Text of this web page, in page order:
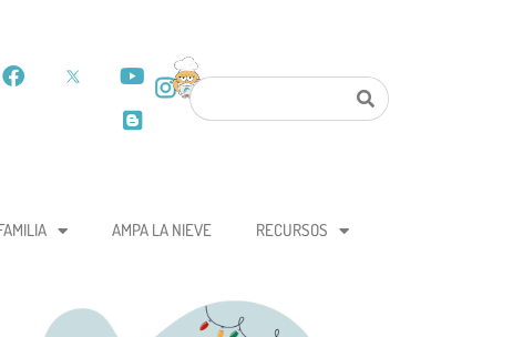
AMPA LA NIEVE RECURSOS